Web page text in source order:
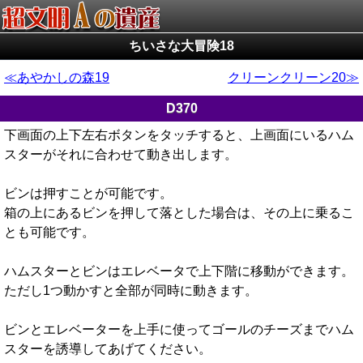
ちいさな大冒険18
あやかしの森19 クリーンクリーン20
D370
下画面の上下左右ボタンをタッチすると、上画面にいるハム
スターがそれに合わせて動き出します。
ビンは押すことが可能です。
箱の上にあるビンを押して落とした場合は、その上に乗るこ
とも可能です。
ハムスターとビンはエレベータで上下階に移動ができます。
ただし1つ動かすと全部が同時に動きます。
ビンとエレベーターを上手に使ってゴールのチーズまでハム
スターを誘導してあげてください。